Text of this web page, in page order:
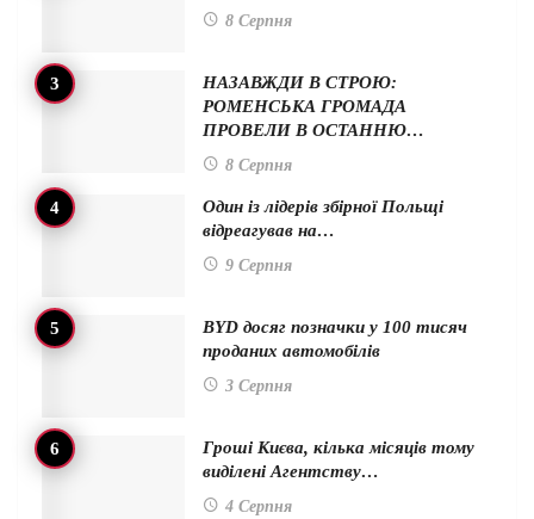
8 Серпня
НАЗАВЖДИ В СТРОЮ:
РОМЕНСЬКА ГРОМАДА
ПРОВЕЛИ В ОСТАННЮ…
8 Серпня
Один із лідерів збірної Польщі
відреагував на…
9 Серпня
BYD досяг позначки у 100 тисяч
проданих автомобілів
3 Серпня
Гроші Києва, кілька місяців тому
виділені Агентству…
4 Серпня